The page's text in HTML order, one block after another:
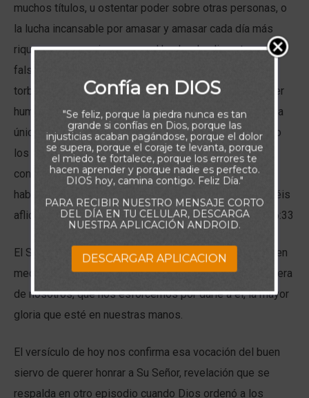
muchos títulos, u ostentar poder sobre otras personas, o
la lucha incansable por amasar y amasar cada día más
riquezas y posesiones, con el hecho de alimentar una
falsa sensación de seguridad. Y en medio de ese
torbellino de impulsos negativos, que lo que traen al ser
humano, es angustia y falta de tranquilidad, se levanta la
única esperanza a la que muchos todavía no han abierto
los ojos, y esto es, la promesa del Padre Celestial que
con perfecta seguridad nos afirma: Estas cosas os he
hablado para que en mí tengáis paz. En el mundo tendréis
aflicción; pero confiad, yo he vencido al mundo. Juan 16:33
El Señor nos promete Su paz y nos garantiza Su amor, en
medio de las aflicciones del mundo, pero a Su vez espera
de nosotros, que nos esforcemos por darle a el, la mayor
gloria que esté en nuestras manos.
El versículo de hoy nos confirma esa vocación del buen
siervo de querer honrar a Su Señor, revelación que se
respalda en otro episodio cuando Dios ordenó a los
Confía en DIOS
"Se feliz, porque la piedra nunca es tan
grande si confías en Dios, porque las
injusticias acaban pagándose, porque el dolor
se supera, porque el coraje te levanta, porque
el miedo te fortalece, porque los errores te
hacen aprender y porque nadie es perfecto.
DIOS hoy, camina contigo. Feliz Día."
PARA RECIBIR NUESTRO MENSAJE CORTO
DEL DÍA EN TU CELULAR, DESCARGA
NUESTRA APLICACIÓN ANDROID.
DESCARGAR APLICACION